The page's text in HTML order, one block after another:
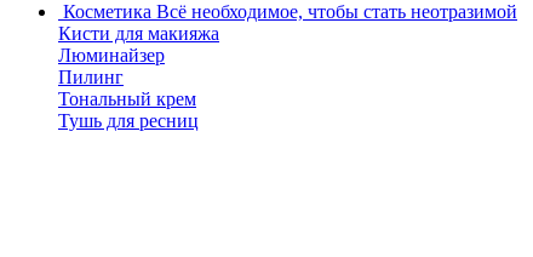
Косметика Всё необходимое, чтобы стать неотразимой
Кисти для макияжа
Люминайзер
Пилинг
Тональный крем
Тушь для ресниц